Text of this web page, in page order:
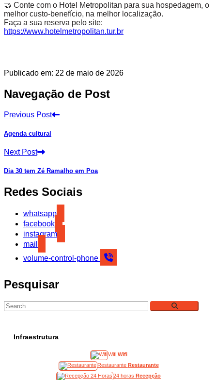
🤝 Conte com o Hotel Metropolitan para sua hospedagem, o
melhor custo-benefício, na melhor localização.
Faça a sua reserva pelo site:
https://www.hotelmetropolitan.tur.br
Publicado em: 22 de maio de 2026
Navegação de Post
Previous Post
Agenda cultural
Next Post
Dia 30 tem Zé Ramalho em Poa
Redes Sociais
whatsapp
facebook
instagram
mail
volume-control-phone
Pesquisar
Infraestrutura
Wifi Wifi
Restaurante Restaurante
24 horas Recepção